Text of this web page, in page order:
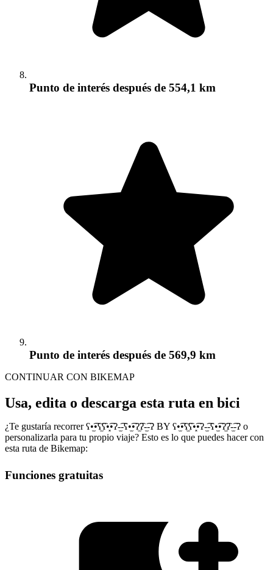
Punto de interés después de 554,1 km
Punto de interés después de 569,9 km
CONTINUAR CON BIKEMAP
Usa, edita o descarga esta ruta en bici
¿Te gustaría recorrer ʕ•̫͡•ʕ̫͡ʕ•͓͡•ʔ-̫͡-ʕ•̫͡•ʔ̫͡ʔ-̫͡-ʔ BY ʕ•̫͡•ʕ̫͡ʕ•͓͡•ʔ-̫͡-ʕ•̫͡•ʔ̫͡ʔ-̫͡-ʔ o
personalizarla para tu propio viaje? Esto es lo que puedes hacer con
esta ruta de Bikemap:
Funciones gratuitas